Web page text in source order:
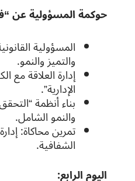
حوكمة المسؤولية عن
المسؤولية
والتميز والنمو.
إدارة العلاقة مع
الإدارية”.
بناء أنظمة
والنمو الشامل.
تمرين محاكاة:
الشفافية.
اليوم الرابع: